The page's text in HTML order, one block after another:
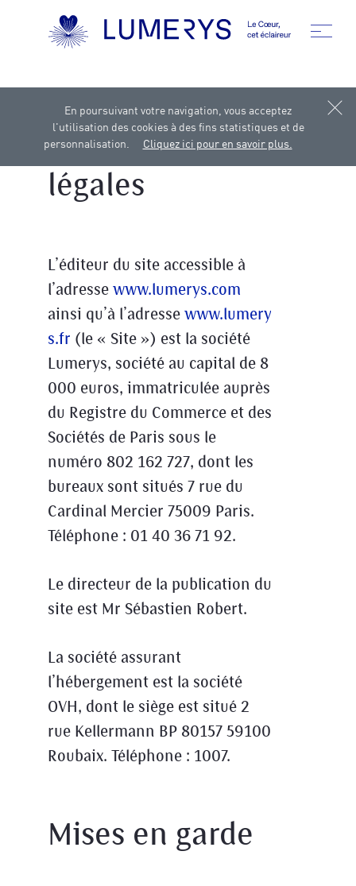
En poursuivant votre navigation, vous acceptez
l'utilisation des cookies à des fins statistiques et de
personnalisation.
Cliquez ici pour en savoir plus.
ACCUEIL MENTIONS LÉGALES
Mentions
légales
L’éditeur du site accessible à
l’adresse www.lumerys.com
ainsi qu’à l’adresse www.lumery
s.fr (le « Site ») est la société
Lumerys, société au capital de 8
000 euros, immatriculée auprès
du Registre du Commerce et des
Sociétés de Paris sous le
numéro 802 162 727, dont les
bureaux sont situés 7 rue du
Cardinal Mercier 75009 Paris.
Téléphone : 01 40 36 71 92.
Le directeur de la publication du
site est Mr Sébastien Robert.
La société assurant
l’hébergement est la société
OVH, dont le siège est situé 2
rue Kellermann BP 80157 59100
Roubaix. Téléphone : 1007.
Mises en garde